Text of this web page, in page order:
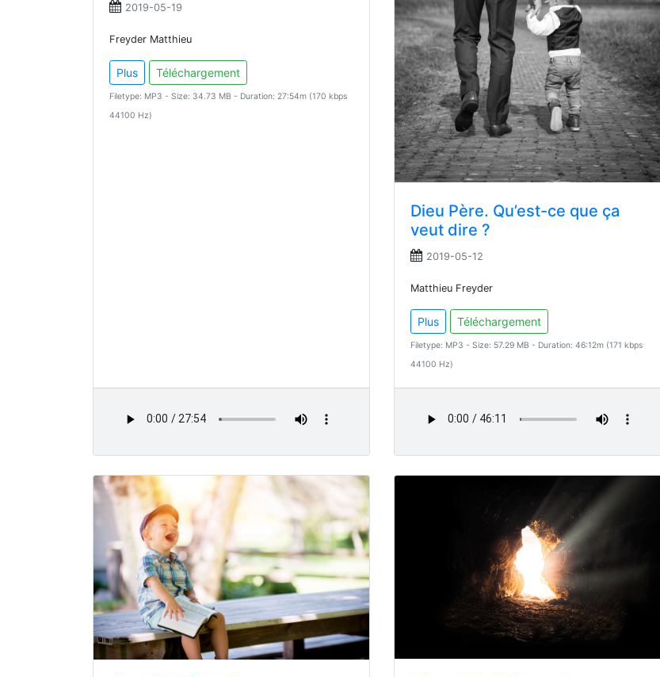
2019-05-19
Freyder Matthieu
Plus Téléchargement
Filetype: MP3 - Size: 34.73 MB - Duration: 27:54m (170 kbps
44100 Hz)
Dieu Père. Qu’est-ce que ça
veut dire ?
2019-05-12
Matthieu Freyder
Plus Téléchargement
Filetype: MP3 - Size: 57.29 MB - Duration: 46:12m (171 kbps
44100 Hz)